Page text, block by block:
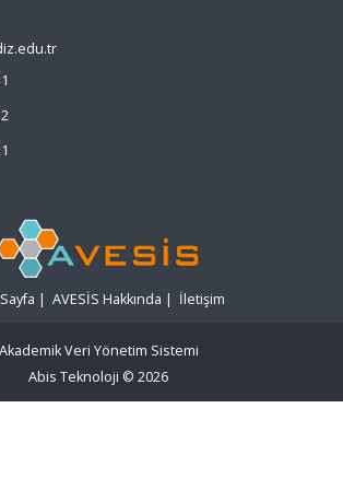
| AVESİS Hakkında | İletişim
Akademik Veri Yönetim Sistemi
Abis Teknoloji © 2026